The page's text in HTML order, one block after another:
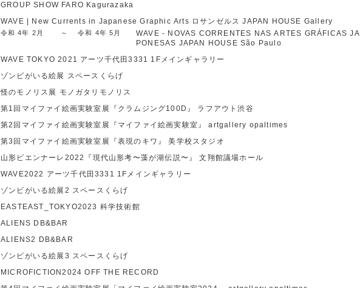
GROUP SHOW FARO Kagurazaka
WAVE | New Currents in Japanese Graphic Arts ロサンゼルス JAPAN HOUSE Gallery
令和 4年 2月 ～令和 4年 5月
WAVE - NOVAS CORRENTES NAS ARTES GRÁFICAS JA
PONESAS JAPAN HOUSE São Paulo
WAVE TOKYO 2021 アーツ千代田3331 1Fメインギャラリー
ゾンビがいる絵展 スペースくらげ
怪のモノリス展 モノガタリモノリス
第1回マイファイ絵画実験室展『クラムジング100D』 ラフアウト渋谷
第2回マイファイ絵画実験室展『マイファイ絵画実験室』artgallery opaltimes
第3回マイファイ絵画実験室展『表現のキワ』美学校スタジオ
山形ビエンナーレ2022『現代山形考〜藻が湖伝説〜』文翔館議場ホール
WAVE2022 アーツ千代田3331 1Fメインギャラリー
ゾンビがいる絵展2 スペースくらげ
EASTEAST_TOKYO2023 科学技術館
ALIENS DB&BAR
ALIENS2 DB&BAR
ゾンビがいる絵展3 スペースくらげ
MICROFICTION2024OFF THE RECORD